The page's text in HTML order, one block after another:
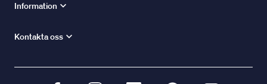
Information
Kontakta oss